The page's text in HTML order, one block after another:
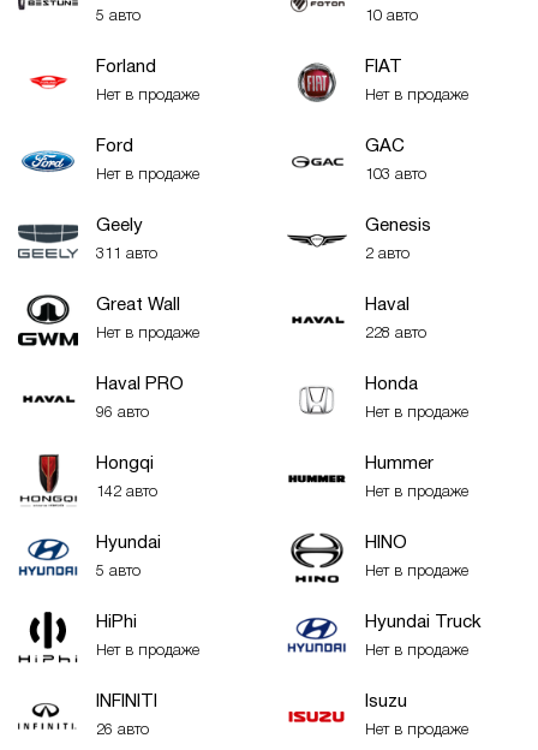
5 авто 10 авто
Forland
Нет в продаже
FIAT
Нет в продаже
Ford
Нет в продаже
GAC
103 авто
Geely
311 авто
Genesis
2 авто
Great Wall
Нет в продаже
Haval
228 авто
Haval PRO
96 авто
Honda
Нет в продаже
Hongqi
142 авто
Hummer
Нет в продаже
Hyundai
5 авто
HINO
Нет в продаже
HiPhi
Нет в продаже
Hyundai Truck
Нет в продаже
INFINITI
26 авто
Isuzu
Нет в продаже